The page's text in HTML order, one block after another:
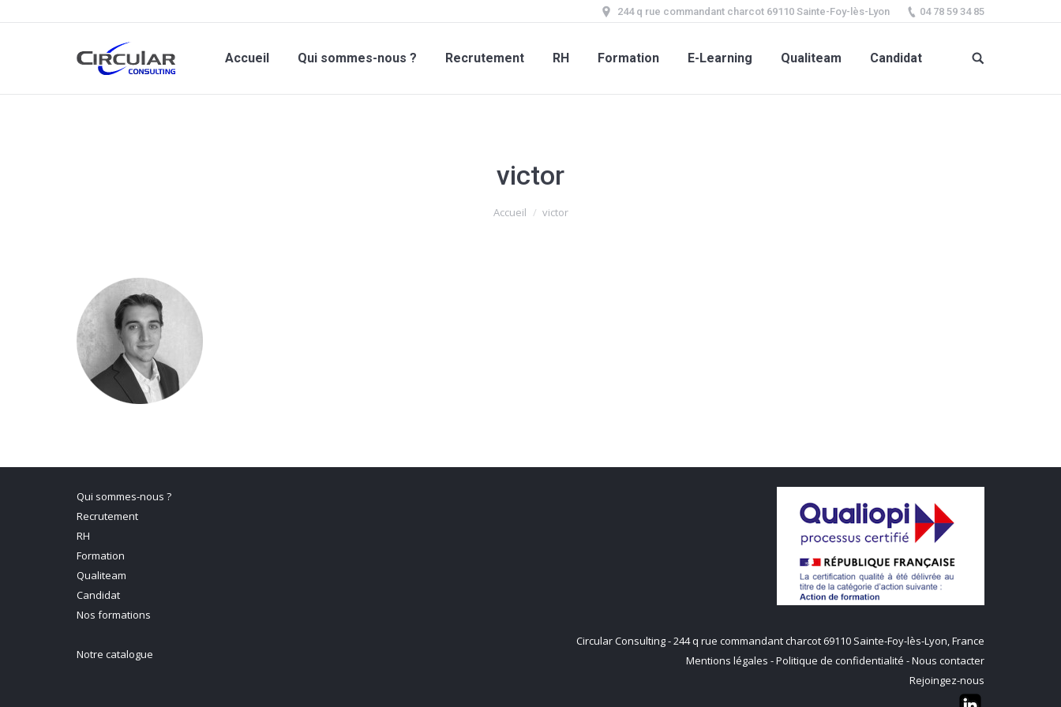
244 q rue commandant charcot 69110 Sainte-Foy-lès-Lyon 04 78 59 34 85
Accueil Qui sommes-nous ? Recrutement RH Formation E-Learning Qualiteam Candidat
victor
Accueil victor
Qui sommes-nous ?
Recrutement
RH
Formation
Qualiteam
Candidat
Nos formations
Notre catalogue
Circular Consulting - 244 q rue commandant charcot 69110 Sainte-Foy-lès-Lyon, France
Mentions légales -Politique de confidentialité -Nous contacter
Rejoingez-nous